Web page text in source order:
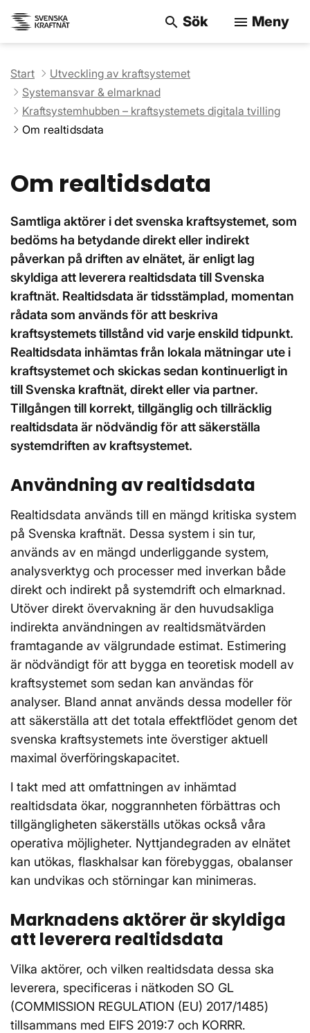
search Sök menu Meny
Start
Utveckling av kraftsystemet
Systemansvar & elmarknad
Kraftsystemhubben – kraftsystemets digitala tvilling
Om realtidsdata
Om realtidsdata
Samtliga aktörer i det svenska kraftsystemet, som
bedöms ha betydande direkt eller indirekt
påverkan på driften av elnätet, är enligt lag
skyldiga att leverera realtidsdata till Svenska
kraftnät. Realtidsdata är tidsstämplad, momentan
rådata som används för att beskriva
kraftsystemets tillstånd vid varje enskild tidpunkt.
Realtidsdata inhämtas från lokala mätningar ute i
kraftsystemet och skickas sedan kontinuerligt in
till Svenska kraftnät, direkt eller via partner.
Tillgången till korrekt, tillgänglig och tillräcklig
realtidsdata är nödvändig för att säkerställa
systemdriften av kraftsystemet.
Användning av realtidsdata
Realtidsdata används till en mängd kritiska system
på Svenska kraftnät. Dessa system i sin tur,
används av en mängd underliggande system,
analysverktyg och processer med inverkan både
direkt och indirekt på systemdrift och elmarknad.
Utöver direkt övervakning är den huvudsakliga
indirekta användningen av realtidsmätvärden
framtagande av välgrundade estimat. Estimering
är nödvändigt för att bygga en teoretisk modell av
kraftsystemet som sedan kan användas för
analyser. Bland annat används dessa modeller för
att säkerställa att det totala effektflödet genom det
svenska kraftsystemets inte överstiger aktuell
maximal överföringskapacitet.
I takt med att omfattningen av inhämtad
realtidsdata ökar, noggrannheten förbättras och
tillgängligheten säkerställs utökas också våra
operativa möjligheter. Nyttjandegraden av elnätet
kan utökas, flaskhalsar kan förebyggas, obalanser
kan undvikas och störningar kan minimeras.
Marknadens aktörer är skyldiga
att leverera realtidsdata
Vilka aktörer, och vilken realtidsdata dessa ska
leverera, specificeras i nätkoden SO GL
(COMMISSION REGULATION (EU) 2017/1485)
tillsammans med EIFS 2019:7 och KORRR.